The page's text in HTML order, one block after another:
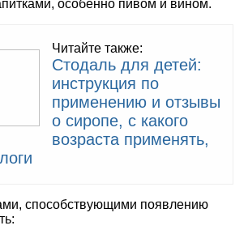
особенно пивом и вином.
Читайте также:
Стодаль для детей:
инструкция по
применению и отзывы
о сиропе, с какого
возраста применять,
способствующими появлению